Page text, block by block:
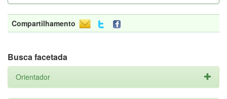
Compartilhamento
Busca facetada
Orientador